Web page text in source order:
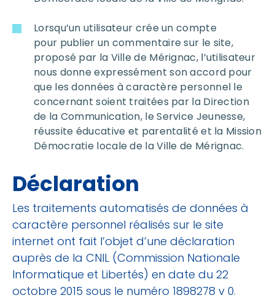
Lorsqu’un utilisateur crée un compte
pour publier un commentaire sur le site,
proposé par la Ville de Mérignac, l’utilisateur
nous donne expressément son accord pour
que les données à caractère personnel le
concernant soient traitées par la Direction
de la Communication, le Service Jeunesse,
réussite éducative et parentalité et la Mission
Démocratie locale de la Ville de Mérignac.
Déclaration
Les traitements automatisés de données à
caractère personnel réalisés sur le site
internet ont fait l’objet d’une déclaration
auprès de la CNIL (Commission Nationale
Informatique et Libertés) en date du 22
octobre 2015 sous le numéro 1898278 v 0.